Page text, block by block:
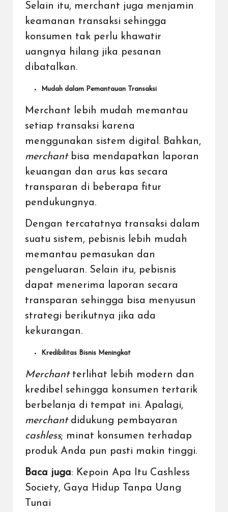
Selain itu, merchant juga menjamin
keamanan transaksi sehingga
konsumen tak perlu khawatir
uangnya hilang jika pesanan
dibatalkan.
Mudah dalam Pemantauan Transaksi
Merchant lebih mudah memantau
setiap transaksi karena
menggunakan sistem digital. Bahkan,
merchantbisa mendapatkan laporan
keuangan dan arus kas secara
transparan di beberapa fitur
pendukungnya.
Dengan tercatatnya transaksi dalam
suatu sistem, pebisnis lebih mudah
memantau pemasukan dan
pengeluaran. Selain itu, pebisnis
dapat menerima laporan secara
transparan sehingga bisa menyusun
strategi berikutnya jika ada
kekurangan.
Kredibilitas Bisnis Meningkat
Merchantterlihat lebih modern dan
kredibel sehingga konsumen tertarik
berbelanja di tempat ini. Apalagi,
merchantdidukung pembayaran
cashless; minat konsumen terhadap
produk Anda pun pasti makin tinggi.
Baca juga: Kepoin Apa Itu Cashless
Society, Gaya Hidup Tanpa Uang
Tunai